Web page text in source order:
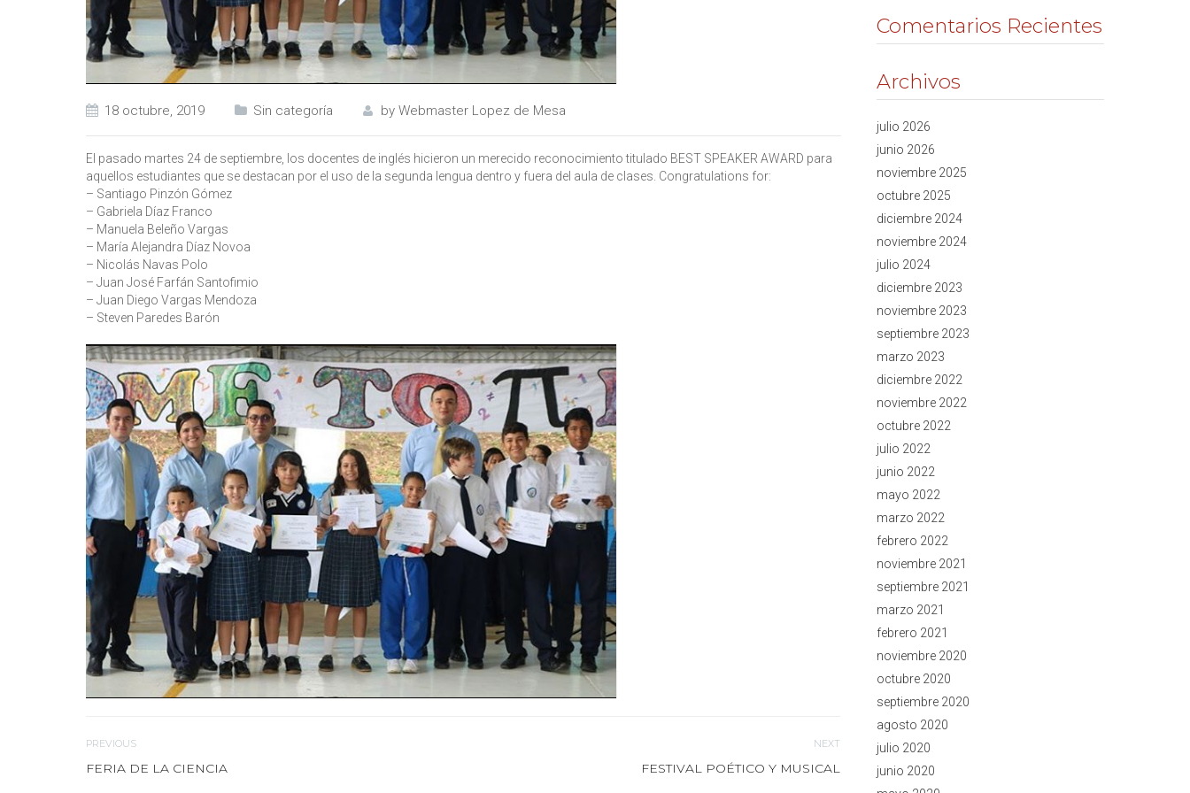
18 octubre, 2019 Sin categoría by Webmaster Lopez de Mesa
El pasado martes 24 de septiembre, los docentes de inglés hicieron un merecido reconocimiento titulado BEST SPEAKER AWARD para
aquellos estudiantes que se destacan por el uso de la segunda lengua dentro y fuera del aula de clases. Congratulations for:
– Santiago Pinzón Gómez
– Gabriela Díaz Franco
– Manuela Beleño Vargas
– María Alejandra Díaz Novoa
– Nicolás Navas Polo
– Juan José Farfán Santofimio
– Juan Diego Vargas Mendoza
– Steven Paredes Barón
PREVIOUS
FERIA DE LA CIENCIA
NEXT
FESTIVAL POÉTICO Y MUSICAL
Comentarios Recientes
Archivos
julio 2026
junio 2026
noviembre 2025
octubre 2025
diciembre 2024
noviembre 2024
julio 2024
diciembre 2023
noviembre 2023
septiembre 2023
marzo 2023
diciembre 2022
noviembre 2022
octubre 2022
julio 2022
junio 2022
mayo 2022
marzo 2022
febrero 2022
noviembre 2021
septiembre 2021
marzo 2021
febrero 2021
noviembre 2020
octubre 2020
septiembre 2020
agosto 2020
julio 2020
junio 2020